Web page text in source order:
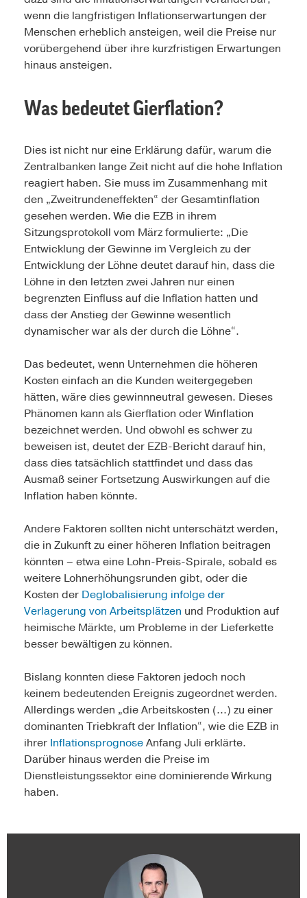
wenn die langfristigen Inflationserwartungen der
Menschen erheblich ansteigen, weil die Preise nur
vorübergehend über ihre kurzfristigen Erwartungen
hinaus ansteigen.
Was bedeutet Gierflation?
Dies ist nicht nur eine Erklärung dafür, warum die
Zentralbanken lange Zeit nicht auf die hohe Inflation
reagiert haben. Sie muss im Zusammenhang mit
den „Zweitrundeneffekten“ der Gesamtinflation
gesehen werden. Wie die EZB in ihrem
Sitzungsprotokoll vom März formulierte: „Die
Entwicklung der Gewinne im Vergleich zu der
Entwicklung der Löhne deutet darauf hin, dass die
Löhne in den letzten zwei Jahren nur einen
begrenzten Einfluss auf die Inflation hatten und
dass der Anstieg der Gewinne wesentlich
dynamischer war als der durch die Löhne“.
Das bedeutet, wenn Unternehmen die höheren
Kosten einfach an die Kunden weitergegeben
hätten, wäre dies gewinnneutral gewesen. Dieses
Phänomen kann als Gierflation oder Winflation
bezeichnet werden. Und obwohl es schwer zu
beweisen ist, deutet der EZB-Bericht darauf hin,
dass dies tatsächlich stattfindet und dass das
Ausmaß seiner Fortsetzung Auswirkungen auf die
Inflation haben könnte.
Andere Faktoren sollten nicht unterschätzt werden,
die in Zukunft zu einer höheren Inflation beitragen
könnten – etwa eine Lohn-Preis-Spirale, sobald es
weitere Lohnerhöhungsrunden gibt, oder die
Kosten der Deglobalisierung infolge der
Verlagerung von Arbeitsplätzen und Produktion auf
heimische Märkte, um Probleme in der Lieferkette
besser bewältigen zu können.
Bislang konnten diese Faktoren jedoch noch
keinem bedeutenden Ereignis zugeordnet werden.
Allerdings werden „die Arbeitskosten (...) zu einer
dominanten Triebkraft der Inflation“, wie die EZB in
ihrer InflationsprognoseAnfang Juli erklärte.
Darüber hinaus werden die Preise im
Dienstleistungssektor eine dominierende Wirkung
haben.